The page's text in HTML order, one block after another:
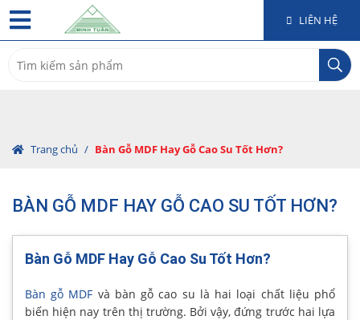
LIÊN HỆ
for:
Trang chủ / Bàn Gỗ MDF Hay Gỗ Cao Su Tốt Hơn?
BÀN GỖ MDF HAY GỖ CAO SU TỐT HƠN?
Bàn Gỗ MDF Hay Gỗ Cao Su Tốt Hơn?
Bàn gỗ MDF và bàn gỗ cao su là hai loại chất liệu phổ
biến hiện nay trên thị trường. Bởi vậy, đứng trước hai lựa